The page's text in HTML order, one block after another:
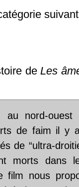
deLes
au nord-
de faim il y
de “ultra-
morts dans
film nous